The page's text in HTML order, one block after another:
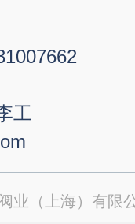
工
业（上海）有限